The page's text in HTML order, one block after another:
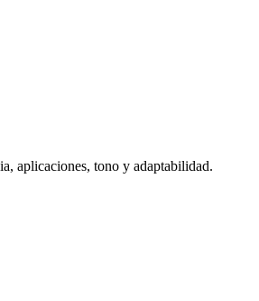
aplicaciones, tono y adaptabilidad.